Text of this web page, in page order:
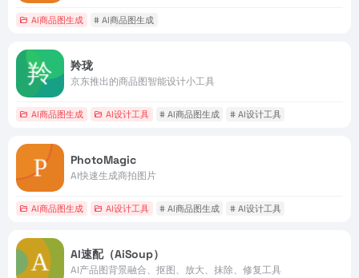
AI商品图生成 # AI商品图生成
羚珑
京东推出的商品图智能设计小工具
AI商品图生成 AI设计工具 # AI商品图生成 # AI设计工具
PhotoMagic
AI快速生成商拍图片
AI商品图生成 AI设计工具 # AI商品图生成 # AI设计工具
AI速配（AiSoup）
AI产品图背景融合、抠图、放大、抹除、修复工具